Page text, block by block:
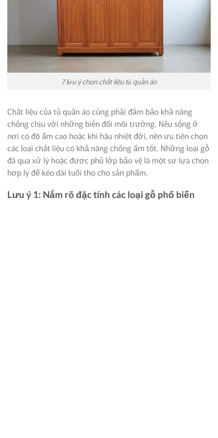
7 lưu ý chọn chất liệu tủ quần áo
Chất liệu của tủ quần áo cũng phải đảm bảo khả năng
chống chịu với những biến đổi môi trường. Nếu sống ở
nơi có độ ẩm cao hoặc khí hậu nhiệt đới, nên ưu tiên chọn
các loại chất liệu có khả năng chống ẩm tốt. Những loại gỗ
đã qua xử lý hoặc được phủ lớp bảo vệ là một sự lựa chọn
hợp lý để kéo dài tuổi thọ cho sản phẩm.
Lưu ý 1: Nắm rõ đặc tính các loại gỗ phổ biến